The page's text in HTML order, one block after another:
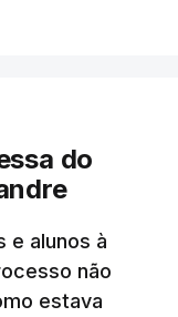
do
e alunos à
não
estava